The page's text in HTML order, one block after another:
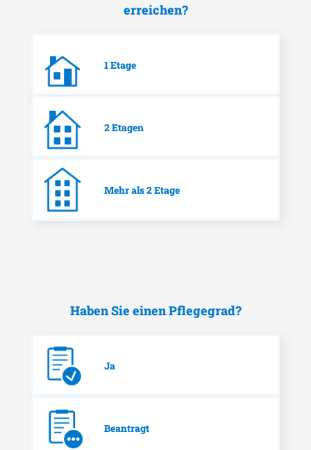
erreichen?
1 Etage
2 Etagen
Mehr als 2 Etage
Haben Sie einen Pflegegrad?
Ja
Beantragt